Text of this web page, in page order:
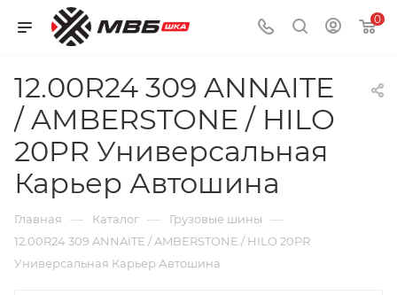
0
12.00R24 309 ANNAITE
/ AMBERSTONE / HILO
20PR Универсальная
Карьер Автошина
Главная — Каталог — Грузовые шины —
12.00R24 309 ANNAITE / AMBERSTONE / HILO 20PR
Универсальная Карьер Автошина